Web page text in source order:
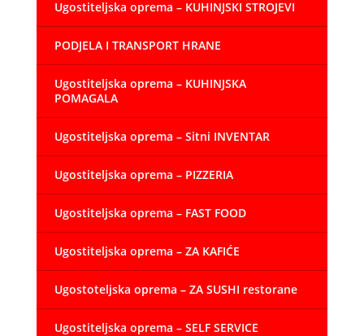
Ugostiteljska oprema – KUHINJSKI STROJEVI
PODJELA I TRANSPORT HRANE
Ugostiteljska oprema – KUHINJSKA
POMAGALA
Ugostiteljska oprema – Sitni INVENTAR
Ugostiteljska oprema – PIZZERIA
Ugostiteljska oprema – FAST FOOD
Ugostiteljska oprema – ZA KAFIĆE
Ugostoteljska oprema – ZA SUSHI restorane
Ugostiteljska oprema – SELF SERVICE